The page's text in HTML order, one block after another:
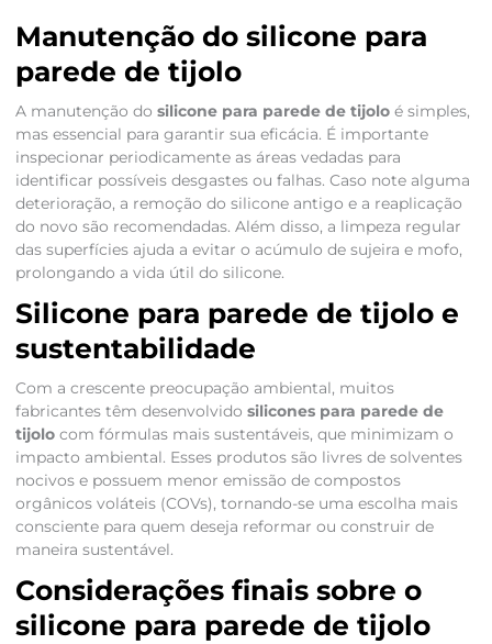
Manutenção do silicone para
parede de tijolo
A manutenção do silicone para parede de tijoloé simples,
mas essencial para garantir sua eficácia. É importante
inspecionar periodicamente as áreas vedadas para
identificar possíveis desgastes ou falhas. Caso note alguma
deterioração, a remoção do silicone antigo e a reaplicação
do novo são recomendadas. Além disso, a limpeza regular
das superfícies ajuda a evitar o acúmulo de sujeira e mofo,
prolongando a vida útil do silicone.
Silicone para parede de tijolo e
sustentabilidade
Com a crescente preocupação ambiental, muitos
fabricantes têm desenvolvido silicones para parede de
tijolocom fórmulas mais sustentáveis, que minimizam o
impacto ambiental. Esses produtos são livres de solventes
nocivos e possuem menor emissão de compostos
orgânicos voláteis (COVs), tornando-se uma escolha mais
consciente para quem deseja reformar ou construir de
maneira sustentável.
Considerações finais sobre o
silicone para parede de tijolo